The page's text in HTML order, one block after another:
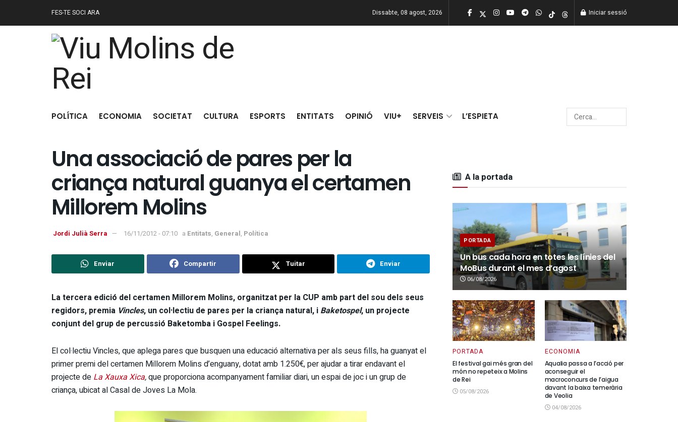
FES-TE SOCI ARA Dissabte, 08 agost, 2026 Iniciar sessió
POLÍTICA ECONOMIA SOCIETAT CULTURA ESPORTS ENTITATS OPINIÓ VIU+ SERVEIS L’ESPIETA
Una associació de pares per la
criança natural guanya el certamen
Millorem Molins
Jordi Julià Serra 16/11/2012 - 07:10 a Entitats, General, Política
Enviar Compartir Tuitar Enviar
La tercera edició del certamen Millorem Molins, organitzat per la CUP amb part del sou dels seus
regidors, premia Vincles, un col·lectiu de pares per la criança natural, i Baketospel, un projecte
conjunt del grup de percussió Baketomba i Gospel Feelings.
El col·lectiu Vincles, que aplega pares que busquen una educació alternativa per als seus fills, ha guanyat el
primer premi del certamen Millorem Molins d’enguany, dotat amb 1.250€, per ajudar a tirar endavant el
projecte de La Xauxa Xica,que proporciona acompanyament familiar diari, un espai de joc i un grup de
criança, ubicat al Casal de Joves La Mola.
A la portada
PORTADA
Un bus cada hora en totes les línies del
MoBus durant el mes d’agost
06/08/2026
PORTADA
El festival gai més gran del
món no repeteix a Molins
de Rei
05/08/2026
ECONOMIA
Aqualia passa a l’acció per
aconseguir el
macroconcurs de l’aigua
davant la baixa temerària
de Veolia
04/08/2026